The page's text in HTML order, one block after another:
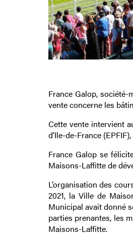
France Galop,
vente concerne les
Cette vente intervient
d’Ile-de-France
France Galop se
Maisons-Laffitte de
L’organisation des
2021, la Ville de
Municipal avait donné
parties prenantes, les
Maisons-Laffitte.